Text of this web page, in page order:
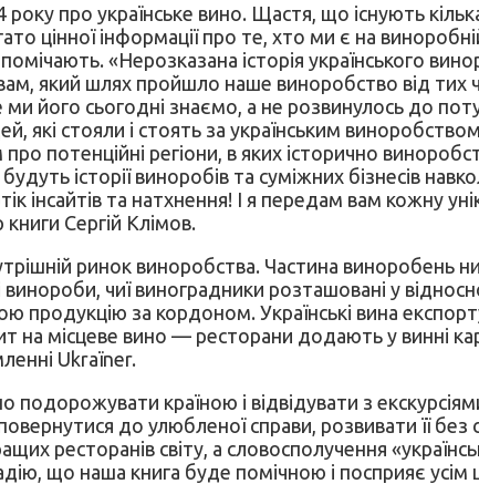
про українське вино. Щастя, що існують
цінної інформації про те, хто ми є на
«Нерозказана історія українського
який шлях пройшло наше виноробство від тих
його сьогодні знаємо, а не розвинулось до
які стояли і стоять за українським
потенційні регіони, в яких історично
історії виноробів та суміжних бізнесів
інсайтів та натхнення! І я передам вам кожну
книги Сергій Клімов.
ринок виноробства. Частина
чиї виноградники розташовані у
продукцію за кордоном. Українські вина
на місцеве вино — ресторани додають у винні
Ukraїner.
подорожувати країною і відвідувати з
до улюбленої справи, розвивати її
ресторанів світу, а словосполучення
що наша книга буде помічною і посприяє